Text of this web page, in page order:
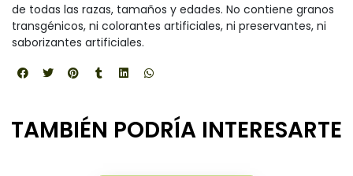
de todas las razas, tamaños y edades. No contiene granos
transgénicos, ni colorantes artificiales, ni preservantes, ni
saborizantes artificiales.
TAMBIÉN PODRÍA INTERESARTE